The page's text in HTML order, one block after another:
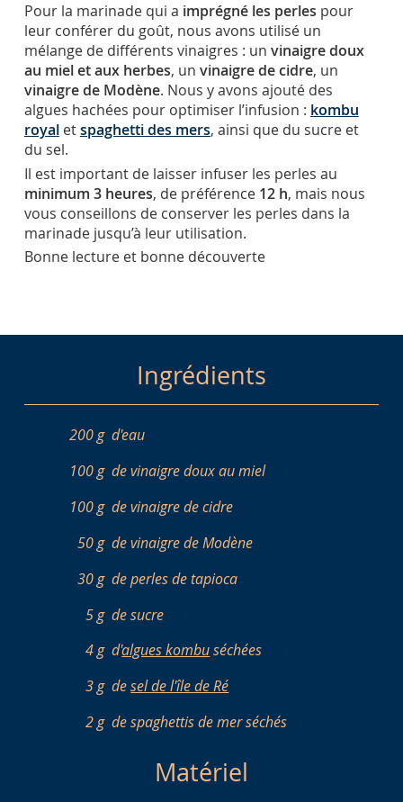
Pour la marinade qui a imprégné les perles pour
leur conférer du goût, nous avons utilisé un
mélange de différents vinaigres : un vinaigre doux
au miel et aux herbes, un vinaigre de cidre, un
vinaigre de Modène. Nous y avons ajouté des
algues hachées pour optimiser l’infusion : kombu
royaletspaghetti des mers, ainsi que du sucre et
du sel.
Il est important de laisser infuser les perles au
minimum 3 heures, de préférence 12 h, mais nous
vous conseillons de conserver les perles dans la
marinade jusqu’à leur utilisation.
Bonne lecture et bonne découverte
Ingrédients
200 g d'eau
100 g de vinaigre doux au miel
100 g de vinaigre de cidre
50 g de vinaigre de Modène
30 g de perles de tapioca
5 g de sucre
4 g d'algues kombuséchées
3 g desel de l'île de Ré
2 g de spaghettis de mer séchés
Matériel